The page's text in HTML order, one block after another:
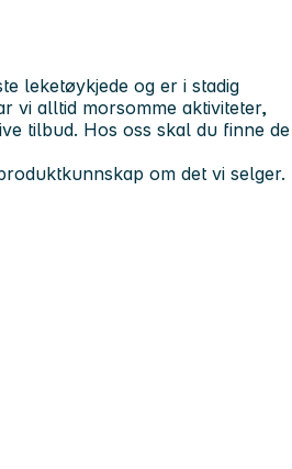
leketøykjede og er i stadig
vi alltid morsomme aktiviteter,
tilbud. Hos oss skal du finne de
om det vi selger.